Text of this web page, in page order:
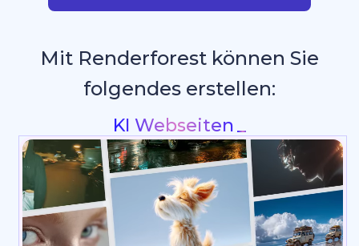
Mit Renderforest können Sie
folgendes erstellen:
Intros & Logo Animationen